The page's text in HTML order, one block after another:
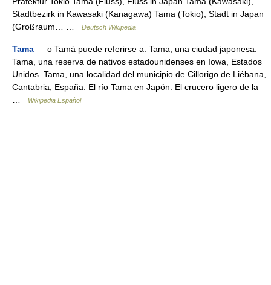
Stadtbezirk in Kawasaki (Kanagawa) Tama (Tokio), Stadt in Japan
(Großraum… …
Deutsch Wikipedia
Tama — o Tamá puede referirse a: Tama, una ciudad japonesa.
Tama, una reserva de nativos estadounidenses en Iowa, Estados
Unidos. Tama, una localidad del municipio de Cillorigo de Liébana,
Cantabria, España. El río Tama en Japón. El crucero ligero de la
Wikipedia Español